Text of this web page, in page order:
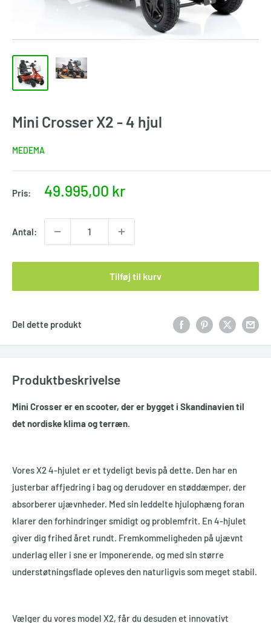
Mini Crosser X2 - 4 hjul
MEDEMA
Pris: Nupris
49.995,00 kr
Antal:
Tilføj til kurv
Del dette produkt
Produktbeskrivelse
Mini Crosser er en scooter, der er bygget i Skandinavien til
det nordiske klima og terræn.
Vores X2 4-hjulet er et tydeligt bevis på dette. Den har en
justerbar affjedring i bag og derudover en støddæmper, der
absorberer ujævnheder. Med sin leddelte hjulophæng foran
klarer den forhindringer smidigt og problemfrit. En 4-hjulet
giver dig frihed året rundt. Fremkommeligheden på ujævnt
underlag eller i sne er imponerende, og med sin større
understøtningsflade opleves den naturligvis som meget stabil.
Vælger du vores model X2, får du desuden et innovativt